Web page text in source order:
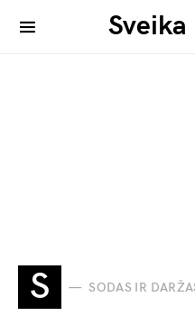
S SODAS IR